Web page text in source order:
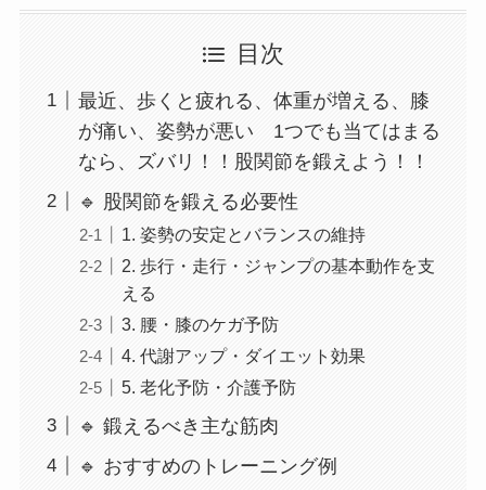
目次
最近、歩くと疲れる、体重が増える、膝
が痛い、姿勢が悪い 1つでも当てはまる
なら、ズバリ！！股関節を鍛えよう！！
🔹 股関節を鍛える必要性
1. 姿勢の安定とバランスの維持
2. 歩行・走行・ジャンプの基本動作を支
える
3. 腰・膝のケガ予防
4. 代謝アップ・ダイエット効果
5. 老化予防・介護予防
🔹 鍛えるべき主な筋肉
🔹 おすすめのトレーニング例